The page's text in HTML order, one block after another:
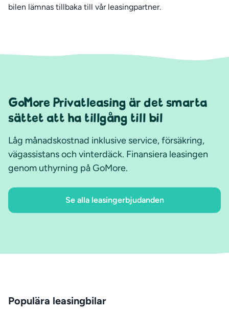
bilen lämnas tillbaka till vår leasingpartner.
GoMore Privatleasing är det smarta
sättet att ha tillgång till bil
Låg månadskostnad inklusive service, försäkring,
vägassistans och vinterdäck. Finansiera leasingen
genom uthyrning på GoMore.
Se alla leasingerbjudanden
Populära leasingbilar